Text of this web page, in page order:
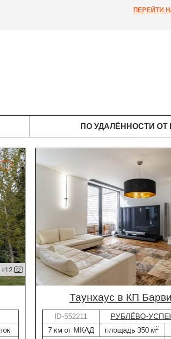
ПЕРЕЙТИ
ПО УДАЛЁННОСТИ ОТ
+12
таунхаус в КП
ID-552211
РУБЛЁВО-
7 км от МКАД
площадь 350 м2